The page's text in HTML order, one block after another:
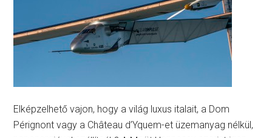
Elképzelhető vajon, hogy a világ luxus italait, a Dom
Pérignont vagy a Château d’Yquem-et üzemanyag nélkül,